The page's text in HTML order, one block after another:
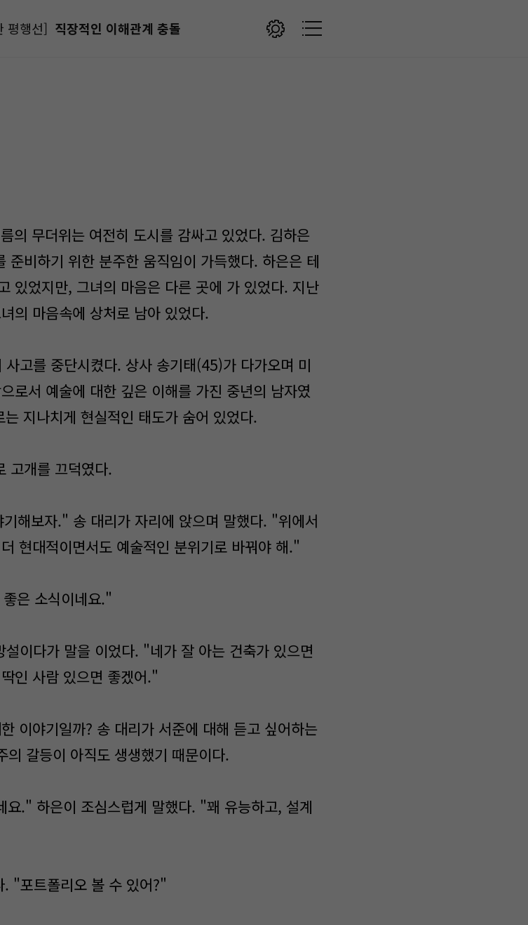
평행선] 직장적인 이해관계 충돌
의 무더위는 여전히 도시를 감싸고 있었다. 김하은
준비하기 위한 분주한 움직임이 가득했다. 하은은 테
있었지만, 그녀의 마음은 다른 곳에 가 있었다. 지난
의 마음속에 상처로 남아 있었다.
고를 중단시켰다. 상사 송기태(45)가 다가오며 미
로서 예술에 대한 깊은 이해를 가진 중년의 남자였
지나치게 현실적인 태도가 숨어 있었다.
고개를 끄덕였다.
해보자." 송 대리가 자리에 앉으며 말했다. "위에서
현대적이면서도 예술적인 분위기로 바꿔야 해."
은 소식이네요."
이다가 말을 이었다. "네가 잘 아는 건축가 있으면
인 사람 있으면 좋겠어."
이야기일까? 송 대리가 서준에 대해 듣고 싶어하는
갈등이 아직도 생생했기 때문이다.
." 하은이 조심스럽게 말했다. "꽤 유능하고, 설계
"포트폴리오 볼 수 있어?"